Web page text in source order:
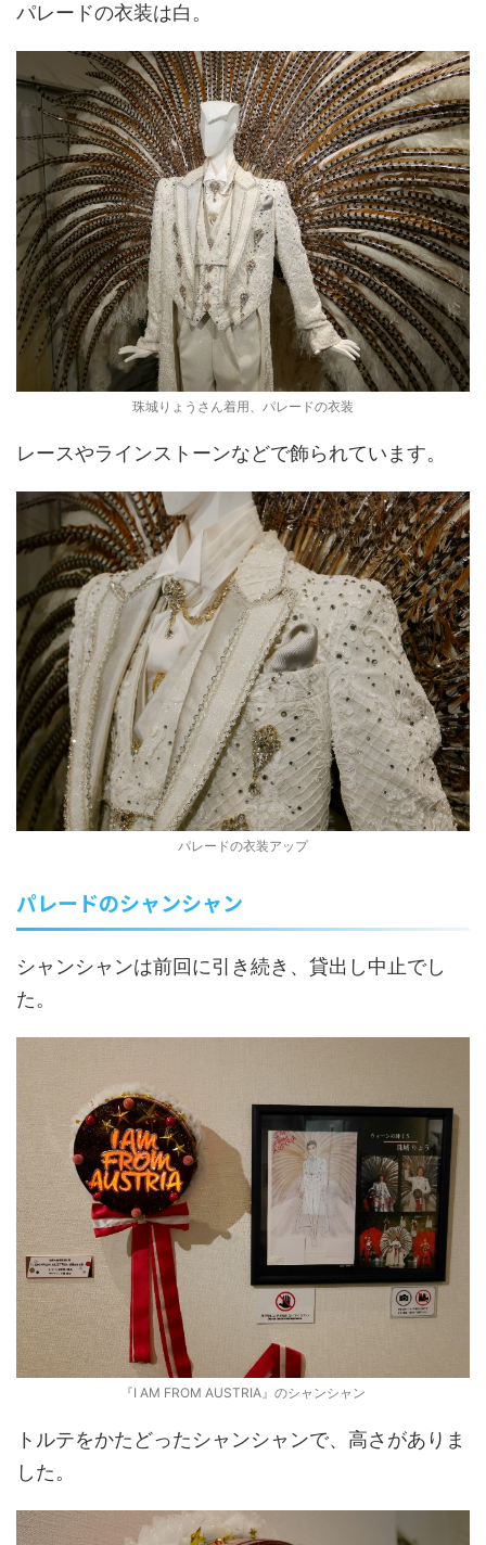
パレードの衣装は白。
珠城りょうさん着用、パレードの衣装
レースやラインストーンなどで飾られています。
パレードの衣装アップ
パレードのシャンシャン
シャンシャンは前回に引き続き、貸出し中止でし
た。
『I AM FROM AUSTRIA』のシャンシャン
トルテをかたどったシャンシャンで、高さがありま
した。